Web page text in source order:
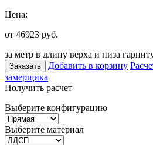
Цена:
от 46923 руб.
за метр в длину верха и низа
Заказать Добавить в корзину
замерщика
Получить расчет
Выберите конфигурацию
Выберите материал